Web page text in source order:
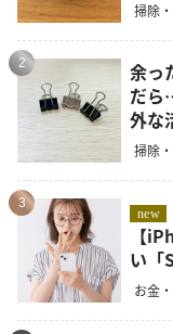
掃除
2
余っ
だら
外な
掃除
3
new
【
い「
お金